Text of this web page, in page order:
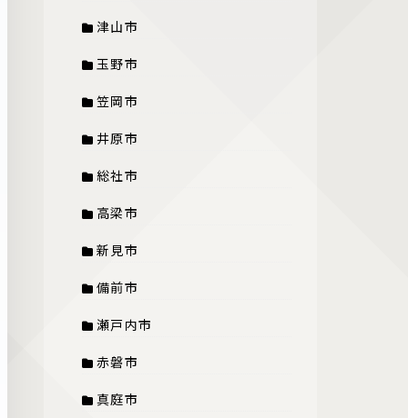
津山市
玉野市
笠岡市
井原市
総社市
高梁市
新見市
備前市
瀬戸内市
赤磐市
真庭市